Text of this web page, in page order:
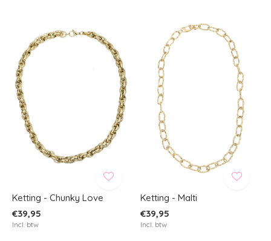
Ketting - Chunky Love
€39,95
Incl. btw
Ketting - Malti
€39,95
Incl. btw